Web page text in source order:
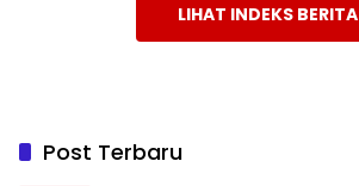
LIHAT INDEKS BERITA
Post Terbaru